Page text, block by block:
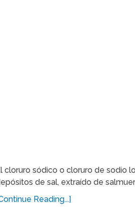
cloruro sódico o cloruro de sodio
de sal, extraído de
Reading...]